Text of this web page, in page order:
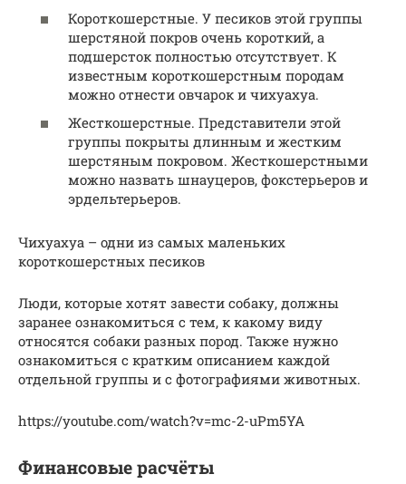
Короткошерстные. У песиков этой группы
шерстяной покров очень короткий, а
подшерсток полностью отсутствует. К
известным короткошерстным породам
можно отнести овчарок и чихуахуа.
Жесткошерстные. Представители этой
группы покрыты длинным и жестким
шерстяным покровом. Жесткошерстными
можно назвать шнауцеров, фокстерьеров и
эрдельтерьеров.
Чихуахуа – одни из самых маленьких
короткошерстных песиков
Люди, которые хотят завести собаку, должны
заранее ознакомиться с тем, к какому виду
относятся собаки разных пород. Также нужно
ознакомиться с кратким описанием каждой
отдельной группы и с фотографиями животных.
https://youtube.com/watch?v=mc-2-uPm5YA
Финансовые расчёты